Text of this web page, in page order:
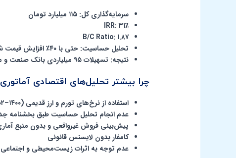
سرمایه‌گذاری کل: ۱۱۵ میلیارد تومان
IRR: ۳۱٪
B/C Ratio: ۱.۸۷
تحلیل حساسیت: حتی با ۴۰٪ افزایش قیمت شیر خام، همچنان سودآور
نتیجه: تسهیلات ۹۵ میلیاردی بانک صنعت و معدن →
چرا بیشتر تحلیل‌های اقتصادی آماتوری در سال ۱۴۰۴
استفاده از نرخ‌های تورم و ارز قدیمی (۱۴۰۰–۱۴۰۲)
عدم انجام تحلیل حساسیت طبق بخشنامه
پیش‌بینی فروش غیرواقعی و بدون منبع
کامفار بدون لایسنس قانونی
عدم توجه به اثرات زیست‌محیطی و اجتماعی